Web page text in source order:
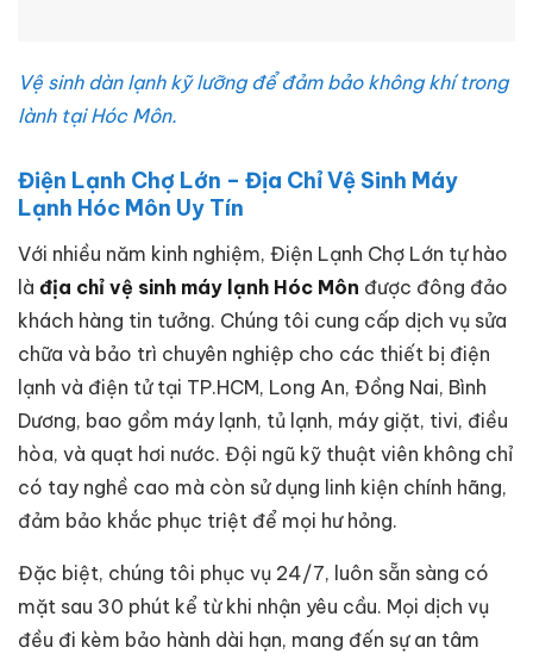
Vệ sinh dàn lạnh kỹ lưỡng để đảm bảo không khí trong
lành tại Hóc Môn.
Điện Lạnh Chợ Lớn – Địa Chỉ Vệ Sinh Máy
Lạnh Hóc Môn Uy Tín
Với nhiều năm kinh nghiệm, Điện Lạnh Chợ Lớn tự hào
là địa chỉ vệ sinh máy lạnh Hóc Môn được đông đảo
khách hàng tin tưởng. Chúng tôi cung cấp dịch vụ sửa
chữa và bảo trì chuyên nghiệp cho các thiết bị điện
lạnh và điện tử tại TP.HCM, Long An, Đồng Nai, Bình
Dương, bao gồm máy lạnh, tủ lạnh, máy giặt, tivi, điều
hòa, và quạt hơi nước. Đội ngũ kỹ thuật viên không chỉ
có tay nghề cao mà còn sử dụng linh kiện chính hãng,
đảm bảo khắc phục triệt để mọi hư hỏng.
Đặc biệt, chúng tôi phục vụ 24/7, luôn sẵn sàng có
mặt sau 30 phút kể từ khi nhận yêu cầu. Mọi dịch vụ
đều đi kèm bảo hành dài hạn, mang đến sự an tâm